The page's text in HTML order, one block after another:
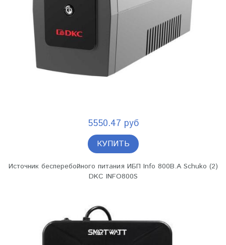
5550.47 руб
КУПИТЬ
Источник бесперебойного питания ИБП Info 800В.А Schuko (2)
DKC INFO800S